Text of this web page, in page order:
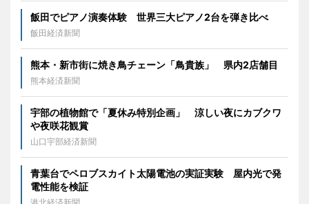
飯田でピアノ演奏体験 世界三大ピアノ2台を弾き比べ
飯田経済新聞
熊本・新市街に焼き鳥チェーン「鳥貴族」 県内2店舗目
熊本経済新聞
宇部の植物館で「夏休み特別企画」 涼しい夜にカブクワ
や夜咲花観賞
山口宇部経済新聞
青葉台でペロブスカイト太陽電池の実証実験 屋内光で発
電性能を検証
港北経済新聞